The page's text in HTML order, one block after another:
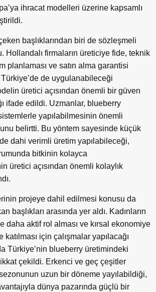
ihracat modelleri üzerine kapsamlı
başlıklarından biri de sözleşmeli
Hollandalı firmaların üreticiye fide, teknik
planlaması ve satın alma garantisi
de uygulanabileceği
üretici açısından önemli bir güven
ifade edildi. Uzmanlar, blueberry
yapılabilmesinin önemli
belirtti. Bu yöntem sayesinde küçük
dahi verimli üretim yapılabileceği,
bitkinin kolayca
üretici açısından önemli kolaylık
projeye dahil edilmesi konusu da
başlıkları arasında yer aldı. Kadınların
daha aktif rol alması ve kırsal ekonomiye
için çalışmalar yapılacağı
Türkiye’nin blueberry üretimindeki
çekildi. Erkenci ve geç çeşitler
uzun bir döneme yayılabildiği,
dünya pazarında güçlü bir